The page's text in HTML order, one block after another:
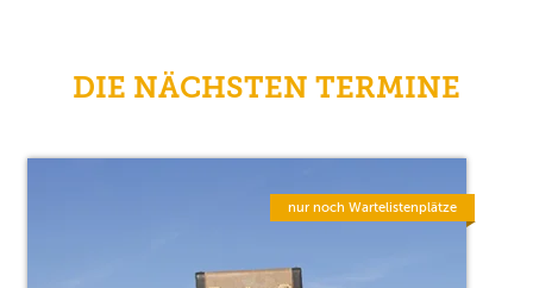
DIE NÄCHSTEN TERMINE
nur noch Wartelistenplätze